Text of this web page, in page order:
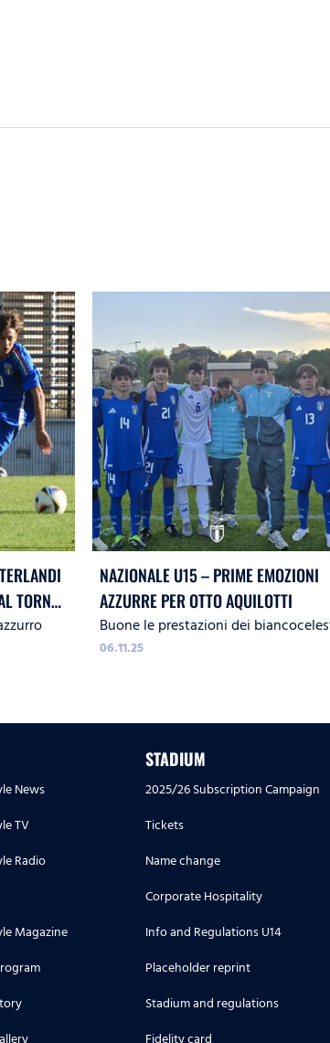
TORNEO
NAZIONALE U15 – PRIME EMOZIONI
AZZURRE PER OTTO AQUILOTTI
Buone le prestazioni dei
06.11.25
News
TV
Radio
Magazine
STADIUM
2025/26 Subscription Campaign
Tickets
Name change
Corporate Hospitality
Info and Regulations U14
Placeholder reprint
Stadium and regulations